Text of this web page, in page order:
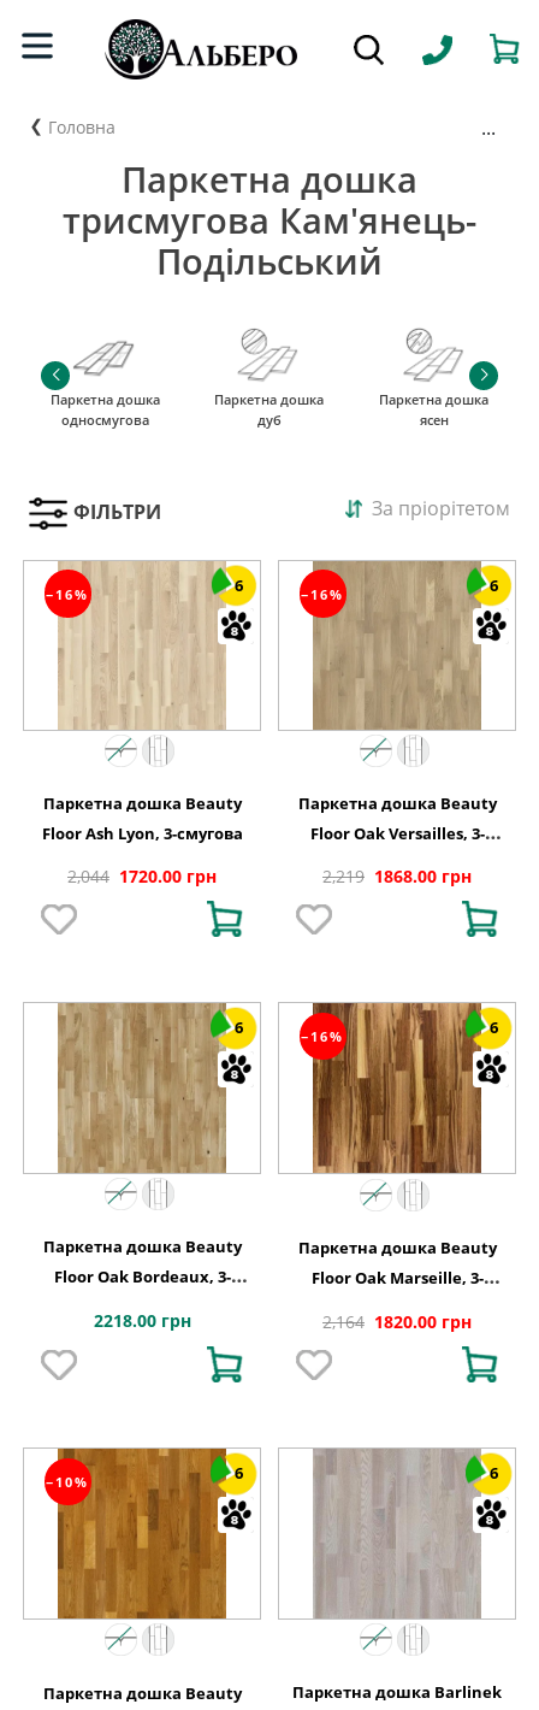
Головна ...
Паркетна дошка
трисмугова Кам'янець-
Подільський
Паркетна дошка
односмугова
Паркетна дошка
дуб
Паркетна дошка
ясен
ФІЛЬТРИ За пріорітетом
−16% 6
Паркетна дошка Beauty
Floor Ash Lyon, 3-смугова
2,044 1720.00 грн
−16% 6
Паркетна дошка Beauty
Floor Oak Versailles, 3-
2,219 1868.00 грн
6
Паркетна дошка Beauty
Floor Oak Bordeaux, 3-
2218.00 грн
−16% 6
Паркетна дошка Beauty
Floor Oak Marseille, 3-
2,164 1820.00 грн
−10% 6
Паркетна дошка Beauty
6
Паркетна дошка Barlinek